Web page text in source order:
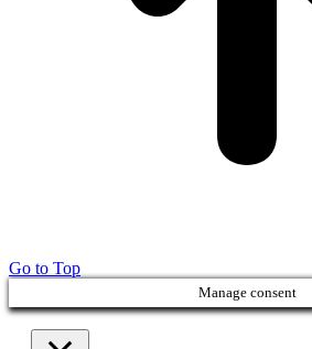
Go to Top
Manage consent